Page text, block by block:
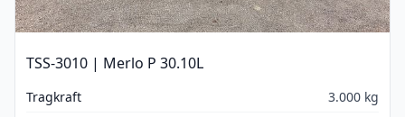
TSS-3010 | Merlo P 30.10L
Tragkraft
3.000 kg